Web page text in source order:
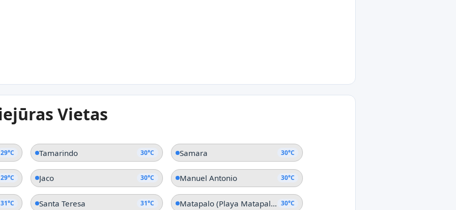
31°C
Punta Morales
31°C
Vietas
29°C Tamarindo 30°C Samara 30°C
29°C Jaco 30°C Manuel Antonio 30°C
31°C Santa Teresa 31°C Matapalo (Playa Matapalo) 30°C